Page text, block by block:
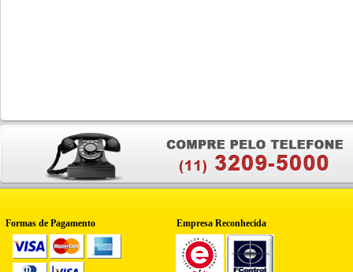
Formas de Pagamento Empresa Reconhecida